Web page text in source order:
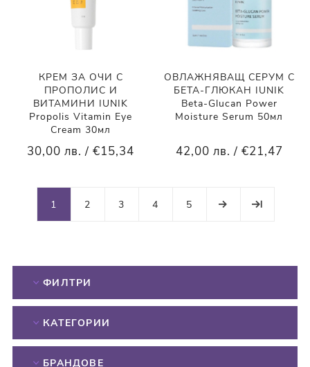
КРЕМ ЗА ОЧИ С
ПРОПОЛИС И
ВИТАМИНИ IUNIK
Propolis Vitamin Eye
Cream 30мл
30,00 лв. / €15,34
ОВЛАЖНЯВАЩ СЕРУМ С
БЕТА-ГЛЮКАН IUNIK
Beta-Glucan Power
Moisture Serum 50мл
42,00 лв. / €21,47
1 2 3 4 5
ФИЛТРИ
КАТЕГОРИИ
БРАНДОВЕ